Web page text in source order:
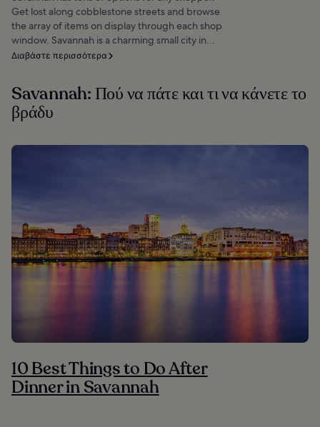
Get lost along cobblestone streets and browse
the array of items on display through each shop
window. Savannah is a charming small city in...
Διαβάστε περισσότερα
Savannah: Πού να πάτε και τι να κάνετε το
βράδυ
10 Best Things to Do After
Dinner in Savannah